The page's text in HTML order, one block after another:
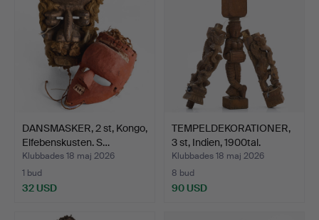
DANSMASKER, 2 st, Kongo,
Elfebenskusten. S…
Klubbades 18 maj 2026
1 bud
32 USD
TEMPELDEKORATIONER,
3 st, Indien, 1900tal.
Klubbades 18 maj 2026
8 bud
90 USD